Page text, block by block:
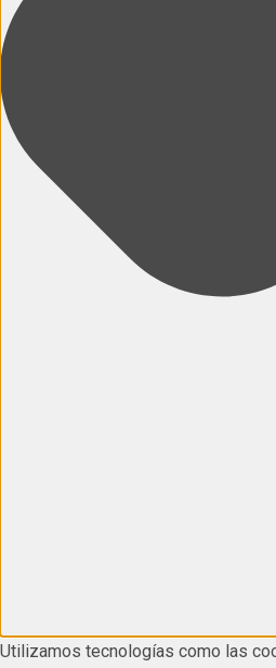
Utilizamos tecnologías como las